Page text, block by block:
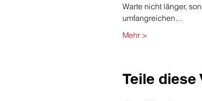
Warte nicht länger,
umfangreichen…
Mehr >
Teile diese